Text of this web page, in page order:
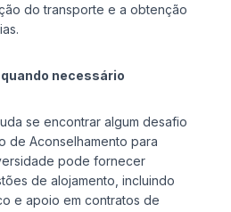
do transporte e a obtenção
necessário
se encontrar algum desafio
de Aconselhamento para
pode fornecer
de alojamento, incluindo
e apoio em contratos de